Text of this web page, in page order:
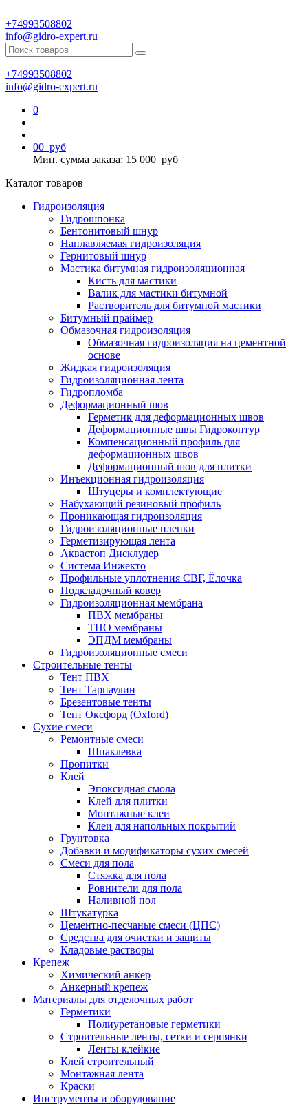
+74993508802
info@gidro-expert.ru
+74993508802
info@gidro-expert.ru
0
00 руб
Мин. сумма заказа: 15 000 руб
Каталог товаров
Гидроизоляция
Гидрошпонка
Бентонитовый шнур
Наплавляемая гидроизоляция
Гернитовый шнур
Мастика битумная гидроизоляционная
Кисть для мастики
Валик для мастики битумной
Растворитель для битумной мастики
Битумный праймер
Обмазочная гидроизоляция
Обмазочная гидроизоляция на цементной
основе
Жидкая гидроизоляция
Гидроизоляционная лента
Гидропломба
Деформационный шов
Герметик для деформационных швов
Деформационные швы Гидроконтур
Компенсационный профиль для
деформационных швов
Деформационный шов для плитки
Инъекционная гидроизоляция
Штуцеры и комплектующие
Набухающий резиновый профиль
Проникающая гидроизоляция
Гидроизоляционные пленки
Герметизирующая лента
Аквастоп Дисклудер
Система Инжекто
Профильные уплотнения СВГ, Ёлочка
Подкладочный ковер
Гидроизоляционная мембрана
ПВХ мембраны
ТПО мембраны
ЭПДМ мембраны
Гидроизоляционные смеси
Строительные тенты
Тент ПВХ
Тент Тарпаулин
Брезентовые тенты
Тент Оксфорд (Oxford)
Сухие смеси
Ремонтные смеси
Шпаклевка
Пропитки
Клей
Эпоксидная смола
Клей для плитки
Монтажные клеи
Клеи для напольных покрытий
Грунтовка
Добавки и модификаторы сухих смесей
Смеси для пола
Стяжка для пола
Ровнители для пола
Наливной пол
Штукатурка
Цементно-песчаные смеси (ЦПС)
Средства для очистки и защиты
Кладовые растворы
Крепеж
Химический анкер
Анкерный крепеж
Материалы для отделочных работ
Герметики
Полиуретановые герметики
Строительные ленты, сетки и серпянки
Ленты клейкие
Клей строительный
Монтажная лента
Краски
Инструменты и оборудование